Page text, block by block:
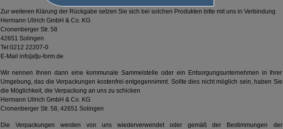
Zur weiteren Klärung der Rückgabe setzen Sie sich bei solchen Produkten bitte mit uns in Verbindung
Hermann Ullrich GmbH & Co. KG
Cronenberger Str. 58
42651 Solingen
Tel:0212 22207-0
E-Mail info[at]u-form.de
Wir nennen Ihnen dann eine kommunale Sammelstelle oder ein Entsorgungsunternehmen in Ihrer
Umgebung, das die Verpackungen kostenfrei entgegennimmt. Sollte dies nicht möglich sein, haben Sie
die Möglichkeit, die Verpackung an uns zu schicken
Hermann Ullrich GmbH & Co. KG
Cronenberger Str. 58, 42651 Solingen
Die Verpackungen werden von uns wiederverwendet oder gemäß der Bestimmungen der